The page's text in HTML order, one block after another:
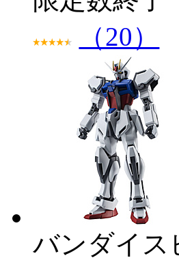
（20）
バンダイス